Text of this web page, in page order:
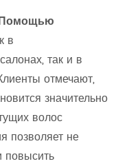
Помощью
в
так и в
отмечают,
значительно
волос
позволяет не
повысить